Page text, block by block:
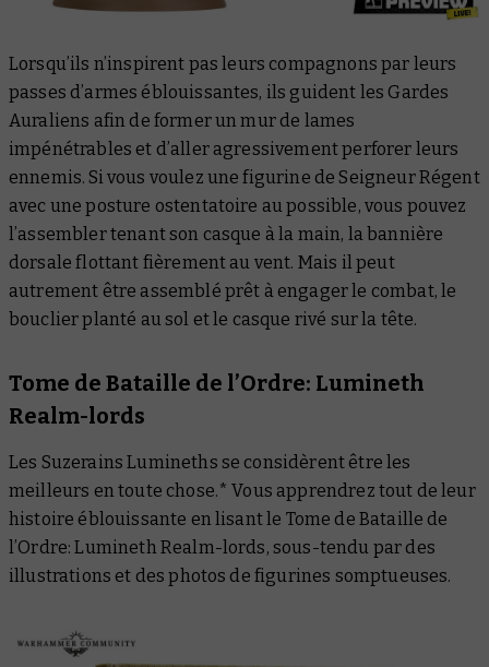
Lorsqu’ils n’inspirent pas leurs compagnons par leurs
passes d’armes éblouissantes, ils guident les Gardes
Auraliens afin de former un mur de lames
impénétrables et d’aller agressivement perforer leurs
ennemis. Si vous voulez une figurine de Seigneur Régent
avec une posture ostentatoire au possible, vous pouvez
l’assembler tenant son casque à la main, la bannière
dorsale flottant fièrement au vent. Mais il peut
autrement être assemblé prêt à engager le combat, le
bouclier planté au sol et le casque rivé sur la tête.
Tome de Bataille de l’Ordre: Lumineth
Realm-lords
Les Suzerains Lumineths se considèrent être les
meilleurs en toute chose.* Vous apprendrez tout de leur
histoire éblouissante en lisant le Tome de Bataille de
l’Ordre: Lumineth Realm-lords, sous-tendu par des
illustrations et des photos de figurines somptueuses.